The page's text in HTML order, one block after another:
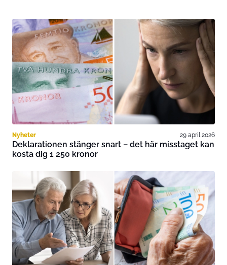
Nyheter 29 april 2026
Deklarationen stänger snart – det här misstaget kan
kosta dig 1 250 kronor